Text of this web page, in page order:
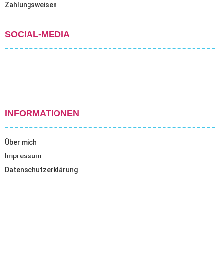
Zahlungsweisen
SOCIAL-MEDIA
INFORMATIONEN
Über mich
Impressum
Datenschutzerklärung